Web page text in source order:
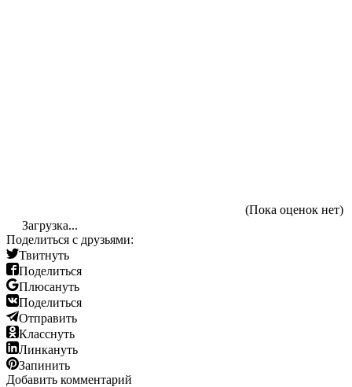
(Пока оценок нет)
Загрузка...
Поделиться с друзьями:
Твитнуть
Поделиться
Плюсануть
Поделиться
Отправить
Класснуть
Линкануть
Запинить
Добавить комментарий